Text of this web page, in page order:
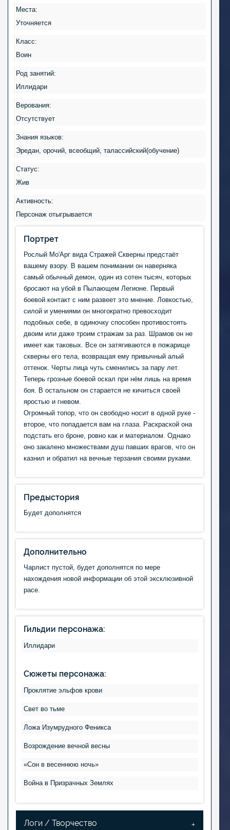
Места:
Уточняется
Класс:
Воин
Род занятий:
Иллидари
Верования:
Отсутствует
Знания языков:
Эредан, орочий, всеобщий, талассийский(обучение)
Статус:
Жив
Активность:
Персонаж отыгрывается
Портрет
Рослый Мо'Арг вида Стражей Скверны предстаёт
вашему взору. В вашем понимании он наверняка
самый обычный демон, один из сотен тысяч, которых
бросают на убой в Пылающем Легионе. Первый
боевой контакт с ним развеет это мнение. Ловкостью,
силой и умениями он многократно превосходит
подобных себе, в одиночку способен противостоять
двоим или даже троим стражам за раз. Шрамов он не
имеет как таковых. Все он затягиваются в пожарище
скверны его тела, возвращая ему привычный алый
оттенок. Черты лица чуть сменились за пару лет.
Теперь грозные боевой оскал при нём лишь на время
боя. В остальном он старается не кичиться своей
яростью и гневом.
Огромный топор, что он свободно носит в одной руке -
второе, что попадается вам на глаза. Раскраской она
подстать его броне, ровно как и материалом. Однако
оно закалено множествами душ павших врагов, что он
казнил и обратил на вечные терзания своими руками.
Предыстория
Будет дополнятся
Дополнительно
Чарлист пустой, будет дополнятся по мере
нахождения новой информации об этой эксклюзивной
расе.
Гильдии персонажа:
Иллидари
Сюжеты персонажа:
Проклятие эльфов крови
Свет во тьме
Ложа Изумрудного Феникса
Возрождение вечной весны
«Сон в весеннюю ночь»
Война в Призрачных Землях
Логи / Творчество